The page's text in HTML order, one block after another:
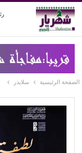
الصفحة الرئيسية سلايدر